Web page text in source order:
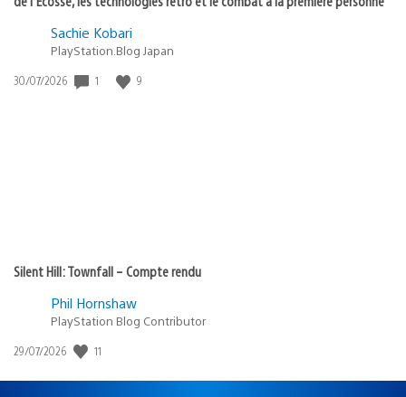
Sachie Kobari
PlayStation.Blog Japan
Date
30/07/2026 1 9
Silent Hill: Townfall – Compte rendu
Phil Hornshaw
PlayStation Blog Contributor
Date
publication
29/07/2026 11